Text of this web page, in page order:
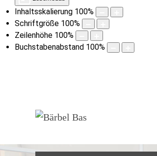
Inhaltsskalierung 100%
Schriftgröße 100%
Zeilenhöhe 100%
Buchstabenabstand 100%